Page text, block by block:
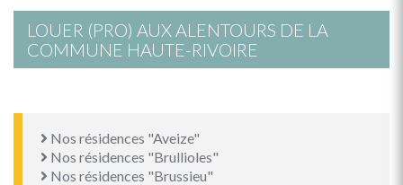
LOUER (PRO) AUX ALENTOURS DE LA
COMMUNE HAUTE-RIVOIRE
Nos résidences "Aveize"
Nos résidences "Brullioles"
Nos résidences "Brussieu"